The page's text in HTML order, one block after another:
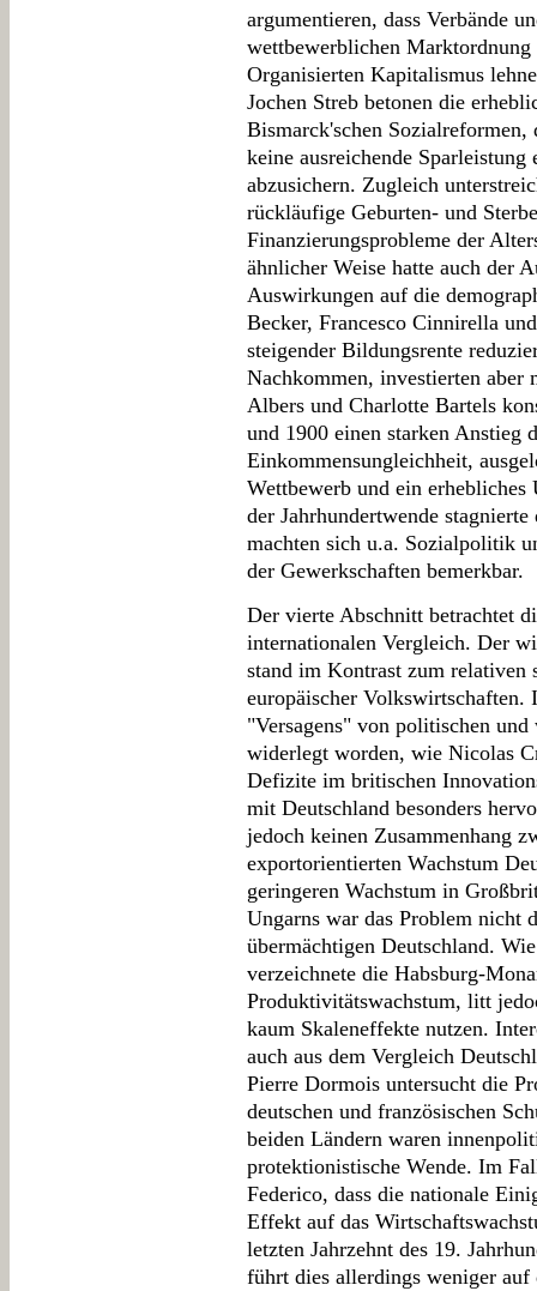
argumentieren, dass Verbände
wettbewerblichen
Organisierten Kapitalismus
Jochen Streb betonen die
Bismarck'schen
keine ausreichende
abzusichern. Zugleich
rückläufige Geburten- und
Finanzierungsprobleme der
ähnlicher Weise hatte auch der
Auswirkungen auf die
Becker, Francesco Cinnirella
steigender Bildungsrente
Nachkommen, investierten
Albers und Charlotte Bartels
und 1900 einen starken Anstieg
Einkommensungleichheit,
Wettbewerb und ein
der Jahrhundertwende
machten sich u.a. Sozialpolitik
der Gewerkschaften bemerkbar.
Der vierte Abschnitt betrachtet
internationalen Vergleich. Der
stand im Kontrast zum relativen
europäischer Volkswirtschaften.
"Versagens" von politischen
widerlegt worden, wie Nicolas
Defizite im britischen
mit Deutschland besonders
jedoch keinen Zusammenhang
exportorientierten Wachstum
geringeren Wachstum in
Ungarns war das Problem
übermächtigen Deutschland.
verzeichnete die Habsburg-
Produktivitätswachstum, litt
kaum Skaleneffekte nutzen.
auch aus dem Vergleich
Pierre Dormois untersucht die
deutschen und französischen
beiden Ländern waren
protektionistische Wende. Im
Federico, dass die nationale
Effekt auf das
letzten Jahrzehnt des 19.
führt dies allerdings weniger